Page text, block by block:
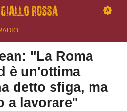
"La Roma
è un'ottima
detto sfiga, ma
a lavorare"